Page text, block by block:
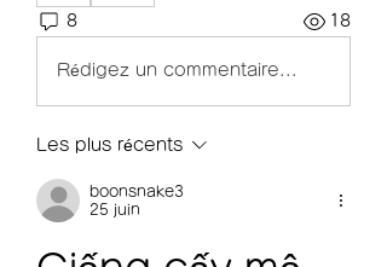
8 18
Rédigez un commentaire...
Les plus récents
boonsnake3
25 juin